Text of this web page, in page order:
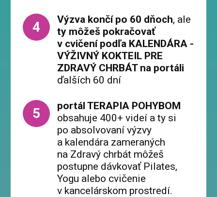
4 Výzva končí po 60 dňoch, ale
ty môžeš pokračovať
v cvičení podľa KALENDÁRA -
VÝŽIVNÝ KOKTEIL PRE
ZDRAVÝ CHRBÁT na portáli
ďalších 60 dní
5
portál TERAPIA POHYBOM
obsahuje 400+ videí a ty si
po absolvovaní výzvy
a kalendára zameraných
na Zdravý chrbát môžeš
postupne dávkovať Pilates,
Yogu alebo cvičenie
v kancelárskom prostredí.